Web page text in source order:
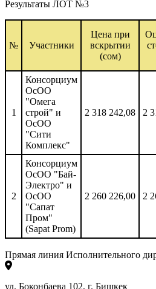
Результаты ЛОТ №3
№ Участники
Цена при
вскрытии
(сом)
1
Консорциум
ОсОО
"Омега
строй" и
ОсОО
"Сити
Комплекс"
2 318 242,08 2
2
Консорциум
ОсОО "Бай-
Электро" и
ОсОО
"Сапат
Пром"
(Sapat Prom)
2 260 226,00 2
Прямая линия Исполнительного
ул. Боконбаева 102, г. Бишкек